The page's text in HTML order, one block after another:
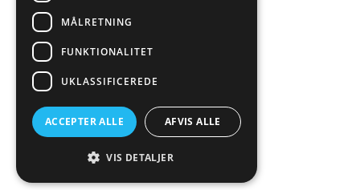
MÅLRETNING
FUNKTIONALITET
UKLASSIFICEREDE
ACCEPTER ALLE AFVIS ALLE
VIS DETALJER